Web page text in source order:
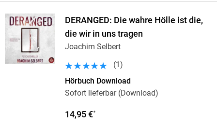
DERANGED: Die wahre Hölle ist die,
die wir in uns tragen
Joachim Selbert
(1 )
Hörbuch Download
Sofort lieferbar (Download)
14,95 €*